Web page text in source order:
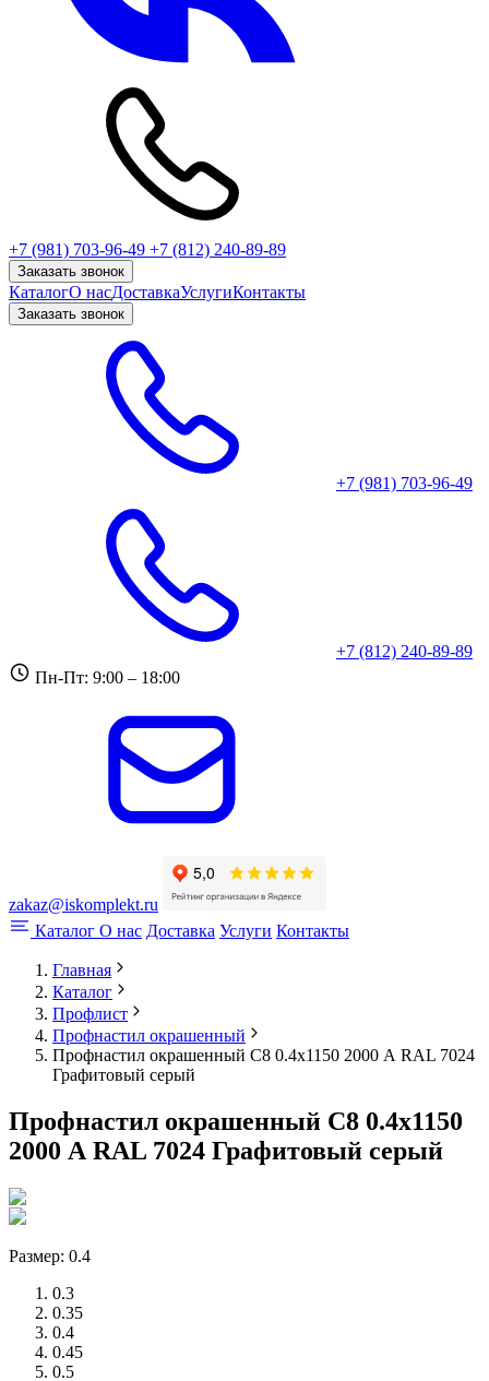
+7 (981) 703-96-49 +7 (812) 240-89-89
Заказать звонок
КаталогО насДоставкаУслугиКонтакты
Заказать звонок
+7 (981) 703-96-49
+7 (812) 240-89-89
Пн-Пт: 9:00 – 18:00
zakaz@iskomplekt.ru
Каталог О нас Доставка Услуги Контакты
Главная
Каталог
Профлист
Профнастил окрашенный
Профнастил окрашенный С8 0.4x1150 2000 А RAL 7024
Графитовый серый
Профнастил окрашенный С8 0.4x1150
2000 А RAL 7024 Графитовый серый
Размер: 0.4
0.3
0.35
0.4
0.45
0.5